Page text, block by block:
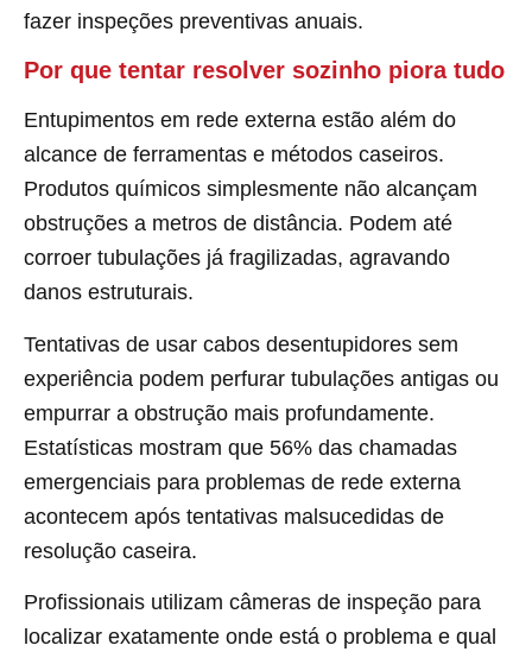
fazer inspeções preventivas anuais.
Por que tentar resolver sozinho piora tudo
Entupimentos em rede externa estão além do
alcance de ferramentas e métodos caseiros.
Produtos químicos simplesmente não alcançam
obstruções a metros de distância. Podem até
corroer tubulações já fragilizadas, agravando
danos estruturais.
Tentativas de usar cabos desentupidores sem
experiência podem perfurar tubulações antigas ou
empurrar a obstrução mais profundamente.
Estatísticas mostram que 56% das chamadas
emergenciais para problemas de rede externa
acontecem após tentativas malsucedidas de
resolução caseira.
Profissionais utilizam câmeras de inspeção para
localizar exatamente onde está o problema e qual